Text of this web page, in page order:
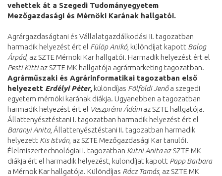
vehettek át a Szegedi Tudományegyetem
Mezőgazdasági és Mérnöki Karának hallgatói.
Agrárgazdaságtani és Vállalatgazdálkodási II. tagozatban
harmadik helyezést ért el Fülöp Anikó, különdíjat kapott Balog
Árpád, az SZTE Mérnöki Kar hallgatói. Harmadik helyezést ért el
Pesti Kittiaz SZTE MK hallgatója agrármarketing tagozatban.
Agrárműszaki és Agrárinformatikai tagozatban első
helyezett Erdélyi Péter, különdíjas Fölföldi Jenőa szegedi
egyetem mérnöki karának diákja. Ugyanebben a tagozatban
harmadik helyezést ért el Veszprémi Ádámaz SZTE hallgatója.
Állattenyésztéstani I. tagozatban harmadik helyezést ért el
Baranyi Anita, Állattenyésztéstani II. tagozatban harmadik
helyezett Kis István, az SZTE Mezőgazdasági Kar tanulói.
Élelmiszertechnológiai I. tagozatban Kutni Anitaaz SZTE MK
diákja ért el harmadik helyezést, különdíjat kapott Papp Barbara
a Mérnök Kar hallgatója. Különdíjas Rácz Tamás, az SZTE MK